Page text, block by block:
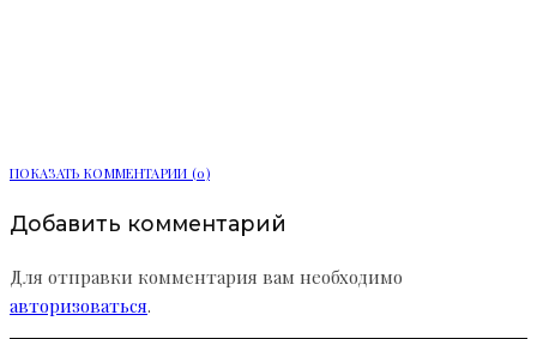
ПОКАЗАТЬ КОММЕНТАРИИ (0)
Добавить комментарий
Для отправки комментария вам необходимо
авторизоваться.